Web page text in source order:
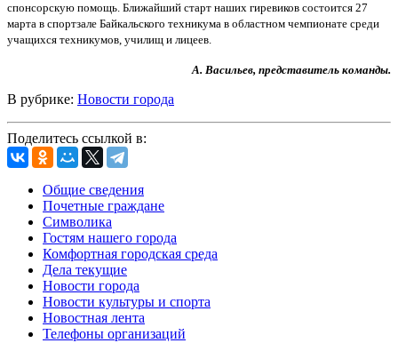
спонсорскую помощь. Ближайший старт наших гиревиков состоится 27
марта в спортзале Байкальского техникума в областном чемпионате среди
учащихся техникумов, училищ и лицеев.
А. Васильев, представитель команды.
В рубрике: Новости города
Поделитесь ссылкой в:
Общие сведения
Почетные граждане
Символика
Гостям нашего города
Комфортная городская среда
Дела текущие
Новости города
Новости культуры и спорта
Новостная лента
Телефоны организаций